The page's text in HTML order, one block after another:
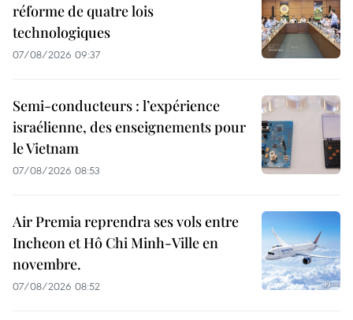
réforme de quatre lois
technologiques
07/08/2026 09:37
Semi-conducteurs : l’expérience
israélienne, des enseignements pour
le Vietnam
07/08/2026 08:53
Air Premia reprendra ses vols entre
Incheon et Hô Chi Minh-Ville en
novembre.
07/08/2026 08:52